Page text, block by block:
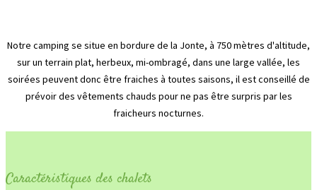
Notre camping se situe en bordure de la Jonte, à 750 mètres d'altitude,
sur un terrain plat, herbeux, mi-ombragé, dans une large vallée, les
soirées peuvent donc être fraiches à toutes saisons, il est conseillé de
prévoir des vêtements chauds pour ne pas être surpris par les
fraicheurs nocturnes.
Caractéristiques des chalets